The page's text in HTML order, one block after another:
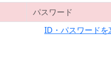
ID・パスワードを